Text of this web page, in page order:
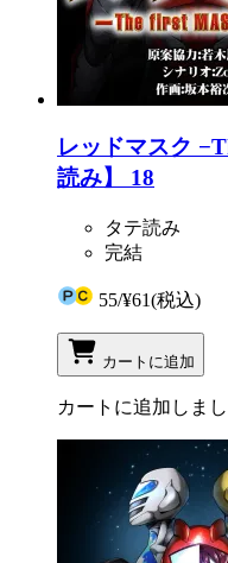
レッドマスク
読み】 18
タテ読み
完結
55/¥61(税込)
カートに追加
カートに追加しま